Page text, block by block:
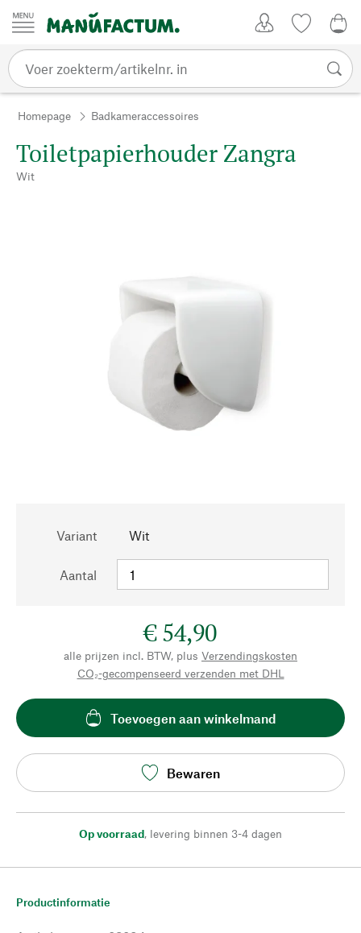
Passer au contenu
Homepage Badkameraccessoires
Toiletpapierhouder Zangra
Wit
Variant Wit
Aantal
€ 54,90
alle prijzen incl. BTW, plus Verzendingskosten
CO₂-gecompenseerd verzenden met DHL
Toevoegen aan winkelmand
Bewaren
Op voorraad, levering binnen 3-4 dagen
Productinformatie